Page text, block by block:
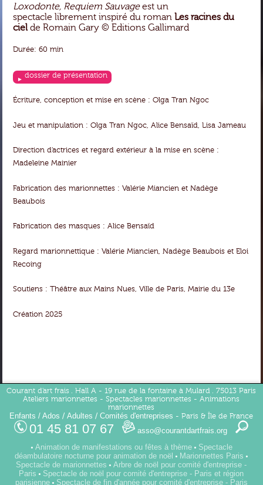
Loxodonte, Requiem Sauvageest un
spectacle librement inspiré du romanLes racines du
cielde Romain Gary © Editions Gallimard
Durée: 60 min
dossier de présentation
Écriture, conception et mise en scène : Olga Tran Ngoc
Jeu et manipulation : Olga Tran Ngoc, Alice Bensaïd, Lisa Jameau
Direction d'actrices et regard extérieur à la mise en scène :
Madeleine Mainier
Fabrication des marionnettes : Valérie Miancien et Nadège
Beaubois
Fabrication des masques : Alice Bensaïd
Regard marionnettique : Valérie Miancien, Nadège Beaubois et Eloi
Recoing
Soutiens : Théâtre aux Mains Nues, Ville de Paris, Mairie du 13e
Création 2025
Courant d'art frais . Hall A - 19 rue de la fontaine à Mulard . 75013 Paris
Ateliers marionnettes - Spectacles marionnettes - Animations
marionnettes
Enfants / Ados /Adultes /Comités d'entreprises - Paris & Île de France
01 45 81 07 67 asso@courantdartfrais.org
• Animation de manifestations ou fêtes à thème• Spectacle
déambulatoire nocturne pour animation de noël • Marionnettes Paris •
Spectacle de marionnettes •Arbre de noël pour comité d'entreprise -
Paris • Spectacle de noël pour comité d'entreprise - Paris et région
parisienne• Spectacle de fin d'année pour comité d'entreprise - Paris